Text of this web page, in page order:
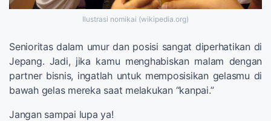
Ilustrasi nomikai (wikipedia.org)
Senioritas dalam umur dan posisi sangat diperhatikan di
Jepang. Jadi, jika kamu menghabiskan malam dengan
partner bisnis, ingatlah untuk memposisikan gelasmu di
bawah gelas mereka saat melakukan “kanpai.”
Jangan sampai lupa ya!